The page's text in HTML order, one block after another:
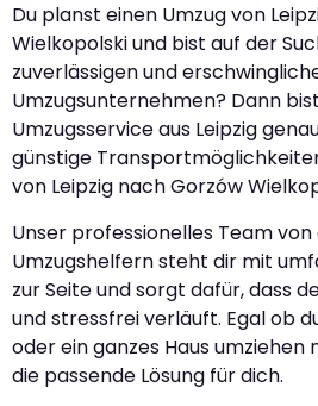
Du planst einen Umzug von
Wielkopolski und bist auf der
zuverlässigen und
Umzugsunternehmen? Dann
Umzugsservice aus Leipzig
günstige
von Leipzig nach Gorzów
Unser professionelles Team
Umzugshelfern steht dir mit
zur Seite und sorgt dafür, dass
und stressfrei verläuft. Egal ob
oder ein ganzes Haus
die passende Lösung für dich.